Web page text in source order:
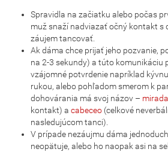
Spravidla na začiatku alebo počas
muž snaží nadviazať očný kontakt s
záujem tancovať.
Ak dáma chce prijať jeho pozvanie,
na 2-3 sekundy) a túto komunikáciu
vzájomné potvrdenie napríklad
rukou, alebo pohľadom smerom k
dohovárania má svoj názov – mirada
kontakt) acabeceo (celkové
nasledujúcom tanci).
V prípade nezáujmu dáma
neopätuje, alebo ho naopak asi na